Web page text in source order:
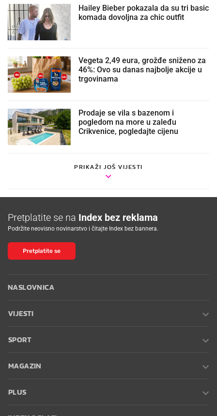
Hailey Bieber pokazala da su tri basic
komada dovoljna za chic outfit
Vegeta 2,49 eura, grožđe sniženo za
46%: Ovo su danas najbolje akcije u
trgovinama
Prodaje se vila s bazenom i
pogledom na more u zaleđu
Crikvenice, pogledajte cijenu
PRIKAŽI JOŠ VIJESTI
Pretplatite se na Index bez reklama
Podržite neovisno novinarstvo i čitajte Index bez bannera.
Pretplatite se
NASLOVNICA
VIJESTI
SPORT
MAGAZIN
PLUS